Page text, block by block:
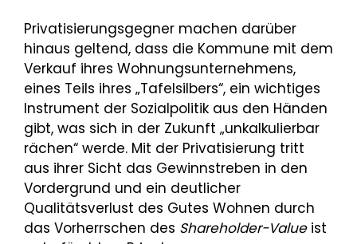
Privatisierungsgegner machen darüber
hinaus geltend, dass die Kommune mit dem
Verkauf ihres Wohnungsunternehmens,
eines Teils ihres „Tafelsilbers“, ein wichtiges
Instrument der Sozialpolitik aus den Händen
gibt, was sich in der Zukunft „unkalkulierbar
rächen“ werde. Mit der Privatisierung tritt
aus ihrer Sicht das Gewinnstreben in den
Vordergrund und ein deutlicher
Qualitätsverlust des Gutes Wohnen durch
das Vorherrschen des Shareholder-Valueist